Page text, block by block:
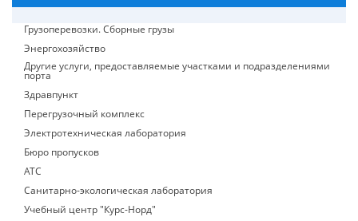
Грузоперевозки. Сборные грузы
Энергохозяйство
Другие услуги, предоставляемые участками и подразделениями
порта
Здравпункт
Перегрузочный комплекс
Электротехническая лаборатория
Бюро пропусков
АТС
Санитарно-экологическая лаборатория
Учебный центр "Курс-Норд"